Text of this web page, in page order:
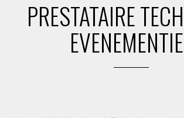
PRESTATAIRE